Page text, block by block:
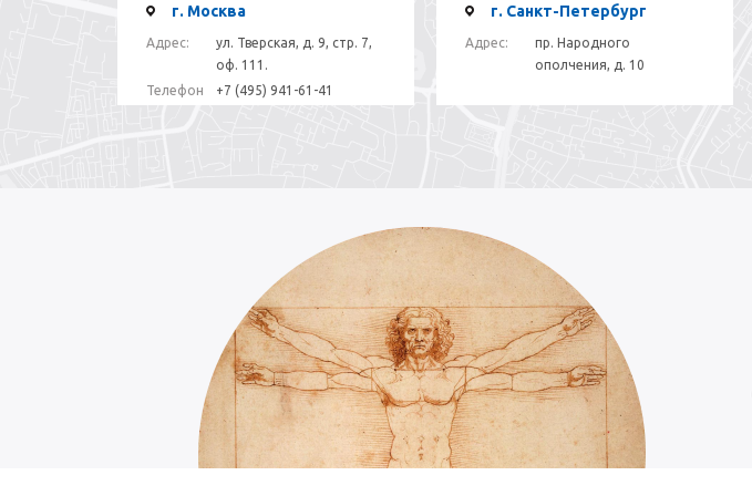
г. Москва
Адрес:
ул. Тверская, д. 9, стр. 7,
оф. 111.
Телефон
+7 (495) 941-61-41
г. Санкт-Петербург
Адрес:
пр. Народного
ополчения, д. 10